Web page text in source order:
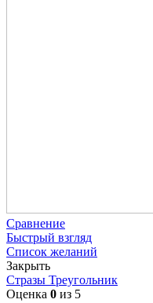
Сравнение
Быстрый взгляд
Список желаний
Закрыть
Стразы Треугольник
Оценка 0 из 5